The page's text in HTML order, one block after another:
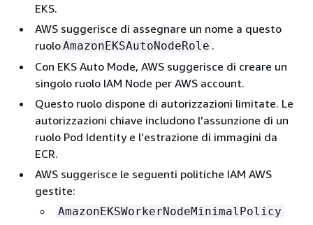
EKS.
AWS suggerisce di assegnare un nome a questo
ruoloAmazonEKSAutoNodeRole .
Con EKS Auto Mode, AWS suggerisce di creare un
singolo ruolo IAM Node per AWS account.
Questo ruolo dispone di autorizzazioni limitate. Le
autorizzazioni chiave includono l’assunzione di un
ruolo Pod Identity e l’estrazione di immagini da
ECR.
AWS suggerisce le seguenti politiche IAM AWS
gestite:
AmazonEKSWorkerNodeMinimalPolicy